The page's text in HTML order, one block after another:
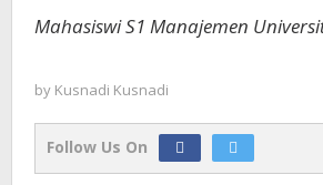
Mahasiswi S1 Manajemen
by Kusnadi Kusnadi
Follow Us On